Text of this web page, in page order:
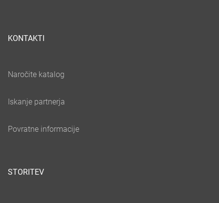
KONTAKTI
STORITEV